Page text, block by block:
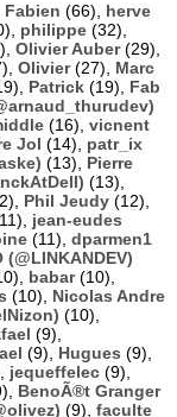
Fabien (66), herve
philippe (32),
Olivier Auber(29),
Olivier(27), Marc
Patrick (19), Fab
(16), vicnent
Jol (14), patr_ix
(13), Pierre
(13),
Phil Jeudy (12),
jean-eudes
(11), dparmen1
(@LINKANDEV)
babar(10),
(10), Nicolas Andre
(10),
(9),
(9), Hugues (9),
jequeffelec (9),
BenoÃ®t Granger
(9), faculte